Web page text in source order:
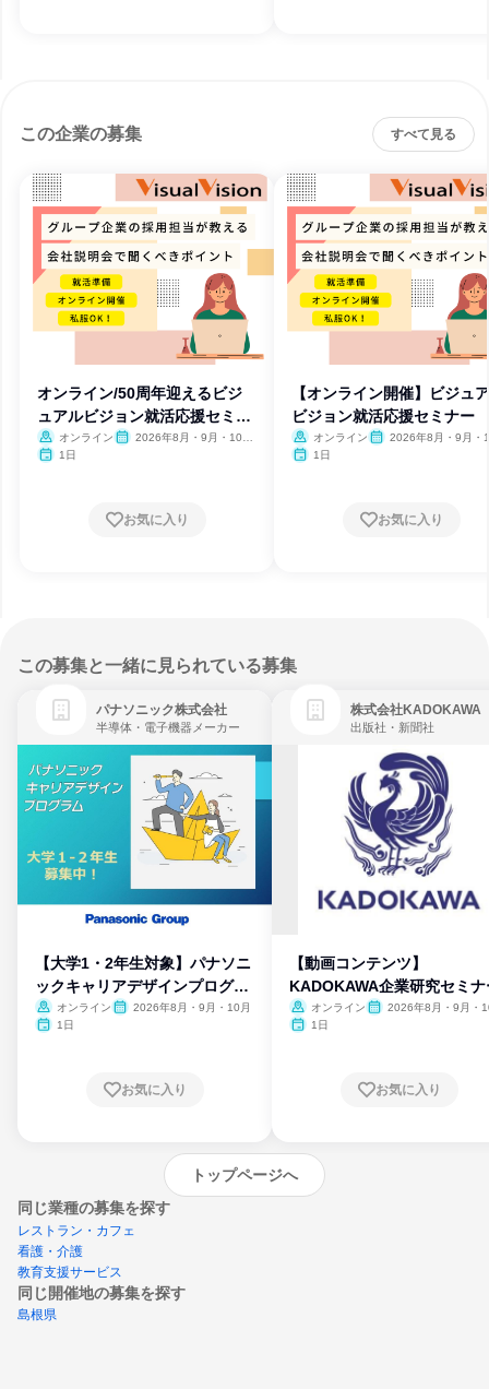
この企業の募集 すべて見る
オンライン/50周年迎えるビジ
ュアルビジョン就活応援セミナ
ー
オンライン
2026年8月・9月・10
1日
お気に入り
【オンライン開催】ビジュ
ビジョン就活応援セミナー
オンライン
2026年8月・9月・
1日
お気に入り
この募集と一緒に見られている募集
パナソニック株式会社
半導体・電子機器メーカー
【大学1・2年生対象】パナソニ
ックキャリアデザインプログラ
ム
オンライン
2026年8月・9月・10月
1日
お気に入り
株式会社KADOKAWA
出版社・新聞社
【動画コンテンツ】
KADOKAWA企業研究セミナ
オンライン
2026年8月・9月・
1日
お気に入り
トップページへ
同じ業種の募集を探す
レストラン・カフェ
看護・介護
教育支援サービス
同じ開催地の募集を探す
島根県